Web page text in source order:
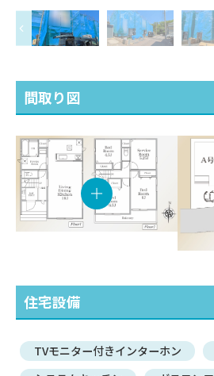
間取り図
住宅設備
TVモニター付きインターホン